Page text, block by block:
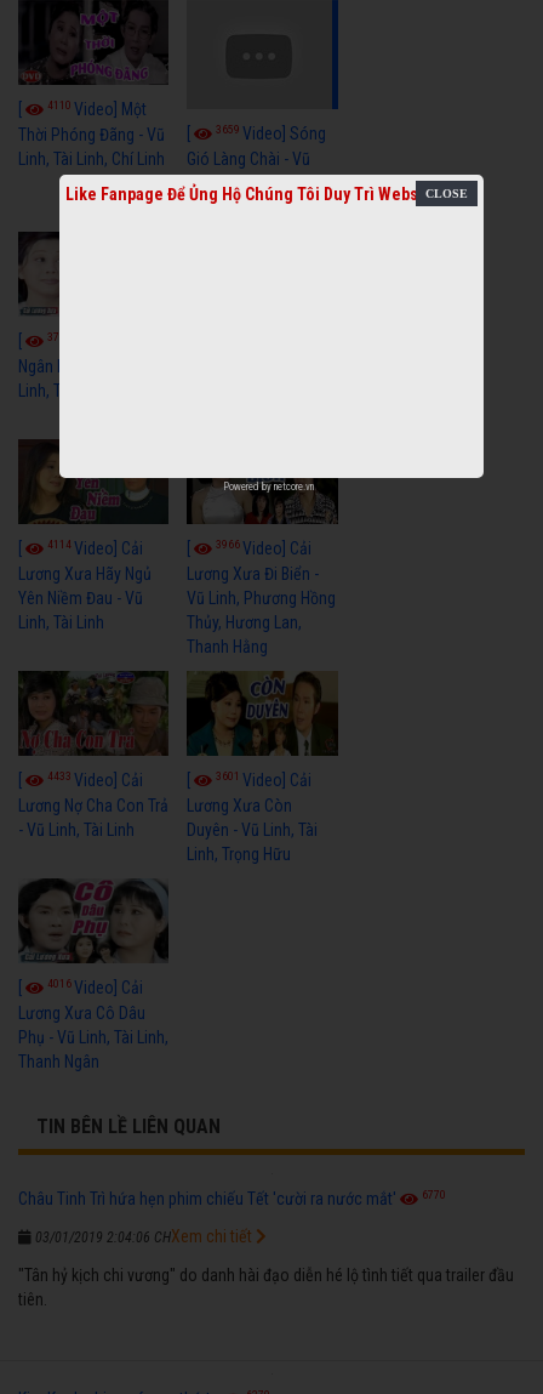
4110 Video] Một
Thời Phóng Đãng - Vũ
Linh, Tài Linh, Chí Linh
3659Video] Sóng
Gió Làng Chài - Vũ
Linh, Tài Linh, Khánh
Tuấn
3768
Ngân Hà - Vũ Linh, Tài
Linh, Thoại Mỹ
4114Video] Cải
Lương Xưa Hãy Ngủ
Yên Niềm Đau - Vũ
Linh, Tài Linh
3966Video] Cải
Lương Xưa Đi Biển -
Vũ Linh, Phương Hồng
Thủy, Hương Lan,
Thanh Hằng
4433 Video] Cải
Lương Nợ Cha Con Trả
- Vũ Linh, Tài Linh
3601Video] Cải
Lương Xưa Còn
Duyên - Vũ Linh, Tài
Linh, Trọng Hữu
[ 4016Video] Cải
Lương Xưa Cô Dâu
Phụ - Vũ Linh, Tài Linh,
Thanh Ngân
TIN BÊN LỀ LIÊN QUAN
Châu Tinh Trì hứa hẹn phim chiếu Tết 'cười ra nước mắt' 6770
03/01/2019 2:04:06 CH
"Tân hỷ kịch chi vương" do danh hài đạo diễn hé lộ tình tiết qua trailer đầu
tiên.
Xem chi tiết
Like Fanpage Để Ủng Hộ Chúng Tôi Duy Trì Website
Powered by netcore.vn